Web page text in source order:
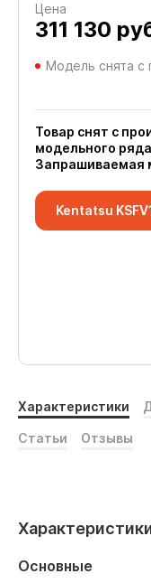
Цена
311 130
Модель снята с
Товар снят с
модельного
Запрашиваемая
Kentatsu
Характеристики
Статьи Отзывы
Основные